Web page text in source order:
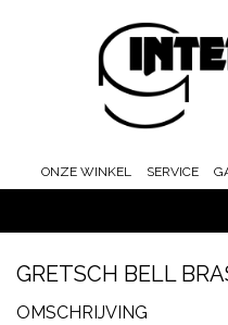
ONZE WINKEL SERVICE
HOME
GRETSCH BELL
OMSCHRIJVING